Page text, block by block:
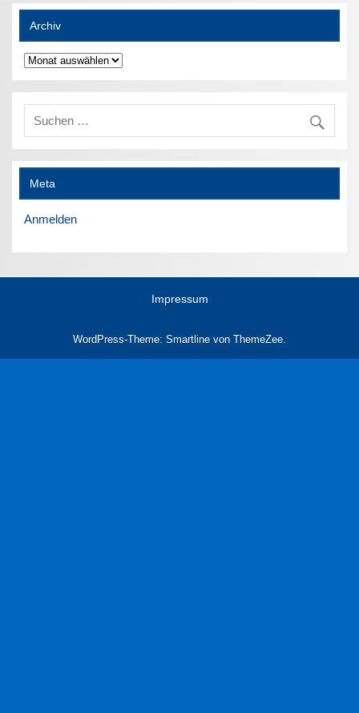
Archiv
Archiv
Meta
Anmelden
Impressum
WordPress-Theme: Smartline von ThemeZee.